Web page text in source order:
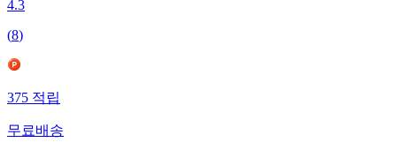
4.3
(8)
375적립
무료배송